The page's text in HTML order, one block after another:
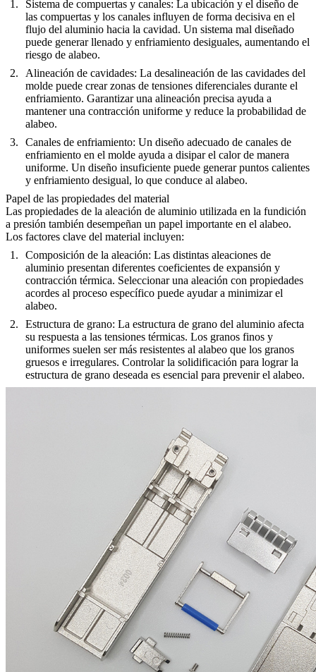
Sistema de compuertas y canales: La ubicación y el diseño de
las compuertas y los canales influyen de forma decisiva en el
flujo del aluminio hacia la cavidad. Un sistema mal diseñado
puede generar llenado y enfriamiento desiguales, aumentando el
riesgo de alabeo.
Alineación de cavidades: La desalineación de las cavidades del
molde puede crear zonas de tensiones diferenciales durante el
enfriamiento. Garantizar una alineación precisa ayuda a
mantener una contracción uniforme y reduce la probabilidad de
alabeo.
Canales de enfriamiento: Un diseño adecuado de canales de
enfriamiento en el molde ayuda a disipar el calor de manera
uniforme. Un diseño insuficiente puede generar puntos calientes
y enfriamiento desigual, lo que conduce al alabeo.
Papel de las propiedades del material
Las propiedades de la aleación de aluminio utilizada en la fundición
a presión también desempeñan un papel importante en el alabeo.
Los factores clave del material incluyen:
Composición de la aleación: Las distintas aleaciones de
aluminio presentan diferentes coeficientes de expansión y
contracción térmica. Seleccionar una aleación con propiedades
acordes al proceso específico puede ayudar a minimizar el
alabeo.
Estructura de grano: La estructura de grano del aluminio afecta
su respuesta a las tensiones térmicas. Los granos finos y
uniformes suelen ser más resistentes al alabeo que los granos
gruesos e irregulares. Controlar la solidificación para lograr la
estructura de grano deseada es esencial para prevenir el alabeo.